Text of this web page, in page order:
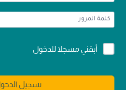
Alternative:
أبقني مسجلا للدخول
تسجيل